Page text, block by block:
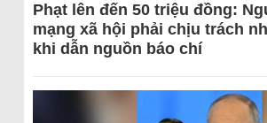
Phạt lên đến 50 triệu đồng:
mạng xã hội phải chịu trách
khi dẫn nguồn báo chí